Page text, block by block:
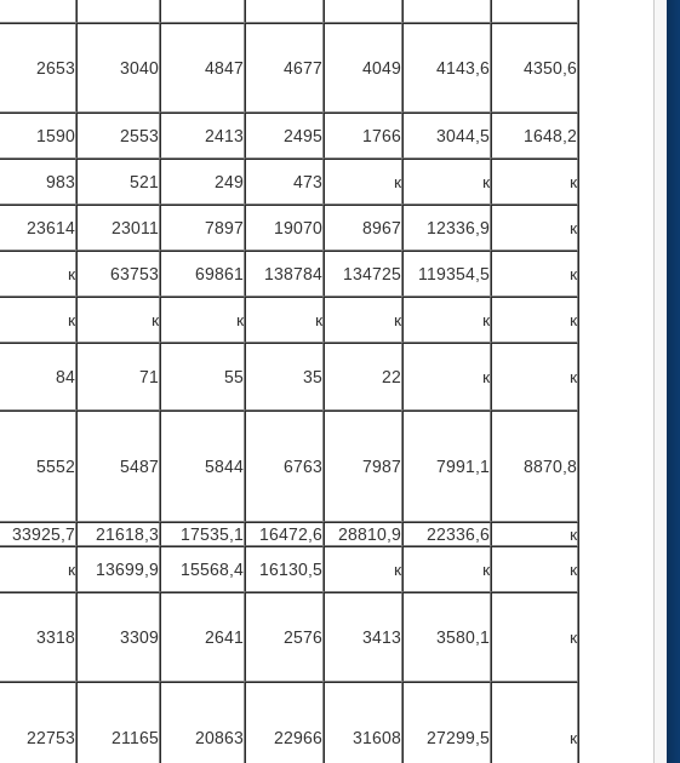
2653 3040 4847 4677 4049 4143,6 4350,6
1590 2553 2413 2495 1766 3044,5
1648,2
983 521 249 473 к к
к
23614 23011 7897 19070 8967 12336,9
к
к 63753 69861 138784 134725 119354,5
к
к к к к к к
к
84 71 55 35 22 к к
5552 5487 5844 6763 7987 7991,1 8870,8
33925,7 21618,3 17535,1 16472,6 28810,9 22336,6
к
к 13699,9 15568,4 16130,5 к к
к
3318 3309 2641 2576 3413 3580,1 к
22753 21165 20863 22966 31608 27299,5 к